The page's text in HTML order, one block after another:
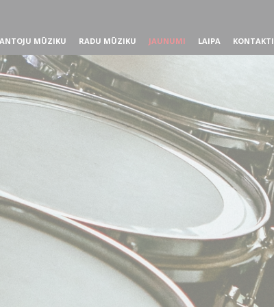
MŪZIKU RADU MŪZIKU JAUNUMI LAIPA KONTAKTI